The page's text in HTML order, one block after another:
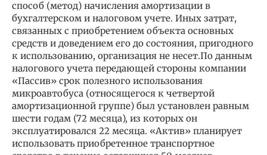
способ (метод) начисления амортизации в
бухгалтерском и налоговом учете. Иных затрат,
связанных с приобретением объекта основных
средств и доведением его до состояния, пригодного
к использованию, организация не несет.По данным
налогового учета передающей стороны компании
«Пассив» срок полезного использования
микроавтобуса (относящегося к четвертой
амортизационной группе) был установлен равным
шести годам (72 месяца), из которых он
эксплуатировался 22 месяца. «Актив» планирует
использовать приобретенное транспортное